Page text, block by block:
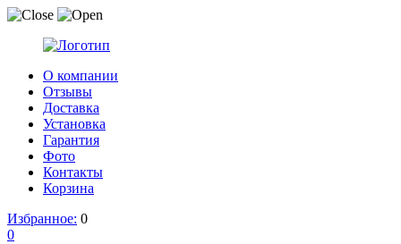
О компании
Отзывы
Доставка
Установка
Гарантия
Фото
Контакты
Корзина
Избранное: 0
0